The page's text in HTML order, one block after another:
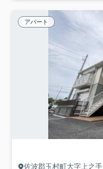
アパート
佐波郡玉村町大字上之手